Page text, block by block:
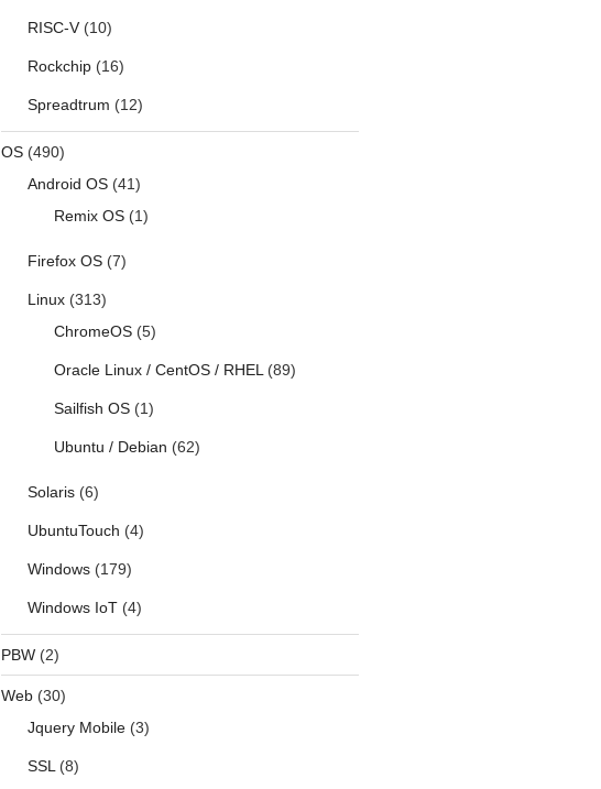
RISC-V(10)
Rockchip(16)
Spreadtrum (12)
OS(490)
Android OS(41)
Remix OS(1)
Firefox OS(7)
Linux(313)
ChromeOS(5)
Oracle Linux / CentOS / RHEL(89)
Sailfish OS(1)
Ubuntu / Debian (62)
Solaris(6)
UbuntuTouch (4)
Windows(179)
Windows IoT(4)
PBW(2)
Web(30)
Jquery Mobile(3)
SSL(8)